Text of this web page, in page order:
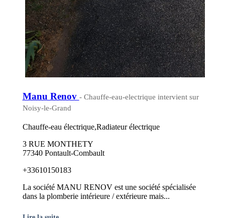
Manu Renov - Chauffe-eau-electrique intervient sur
Noisy-le-Grand
Chauffe-eau électrique,Radiateur électrique
3 RUE MONTHETY
77340 Pontault-Combault
+33610150183
La société MANU RENOV est une société spécialisée
dans la plomberie intérieure / extérieure mais...